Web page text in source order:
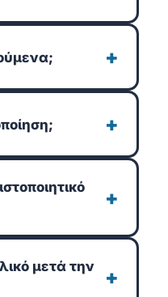
+
+
+
μετά την
+